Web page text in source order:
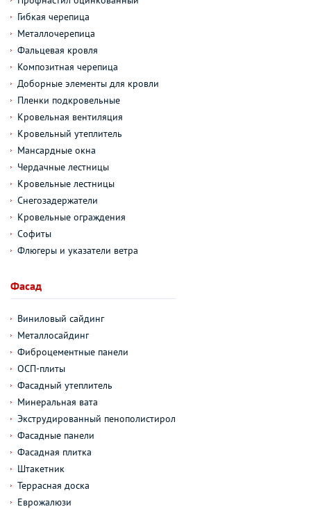
Гибкая черепица
Металлочерепица
Фальцевая кровля
Композитная черепица
Доборные элементы для кровли
Пленки подкровельные
Кровельная вентиляция
Кровельный утеплитель
Мансардные окна
Чердачные лестницы
Кровельные лестницы
Снегозадержатели
Кровельные ограждения
Софиты
Флюгеры и указатели ветра
Фасад
Виниловый сайдинг
Металлосайдинг
Фиброцементные панели
ОСП-плиты
Фасадный утеплитель
Минеральная вата
Экструдированный пенополистирол
Фасадные панели
Фасадная плитка
Штакетник
Террасная доска
Еврожалюзи